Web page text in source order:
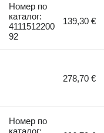
Номер по
каталог:
4111512200
92
139,30 €
278,70 €
Номер по
каталог: